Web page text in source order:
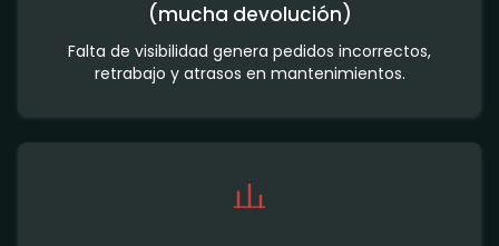
(mucha devolución)
Falta de visibilidad genera pedidos incorrectos,
retrabajo y atrasos en mantenimientos.